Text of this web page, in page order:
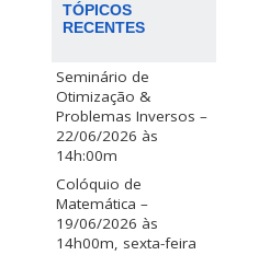
TÓPICOS
RECENTES
Seminário de
Otimização &
Problemas Inversos –
22/06/2026 às
14h:00m
Colóquio de
Matemática –
19/06/2026 às
14h00m, sexta-feira